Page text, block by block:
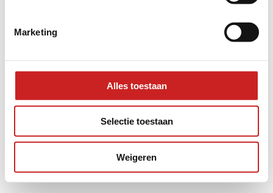
Marketing
Alles toestaan
Selectie toestaan
Weigeren